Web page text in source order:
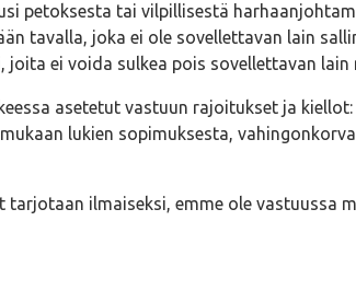
petoksesta tai vilpillisestä
tavalla, joka ei ole sovellettavan lain
ei voida sulkea pois sovellettavan lain
asetetut vastuun rajoitukset ja
lukien sopimuksesta,
ilmaiseksi, emme ole vastuussa